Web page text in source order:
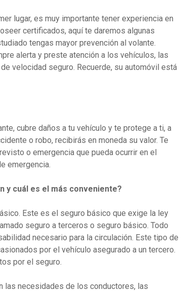
lugar, es muy importante tener experiencia en
certificados, aquí te daremos algunas
tengas mayor prevención al volante.
alerta y preste atención a los vehículos, las
velocidad seguro. Recuerde, su automóvil está
cubre daños a tu vehículo y te protege a ti, a
o robo, recibirás en moneda su valor. Te
o emergencia que pueda ocurrir en el
emergencia.
y cuál es el más conveniente?
Este es el seguro básico que exige la ley
seguro a terceros o seguro básico. Todo
necesario para la circulación. Este tipo de
por el vehículo asegurado a un tercero.
por el seguro.
las necesidades de los conductores, las